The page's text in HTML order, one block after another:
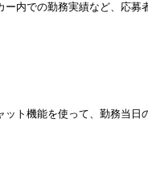
内での勤務実績など、応
ト機能を使って、勤務当